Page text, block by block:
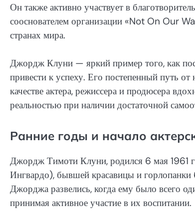
Он также активно участвует в
сооснователем организации «Not On Our
странах мира.
Джордж Клуни — яркий пример того, как
привести к успеху. Его постепенный путь
качестве актера, режиссера и продюсера
реальностью при наличии достаточной
Ранние годы и начало
Джордж Тимоти Клуни, родился 6 мая 1961
Ингвардо), бывшей красавицы и
Джорджа развелись, когда ему было всего
принимая активное участие в их воспитании.